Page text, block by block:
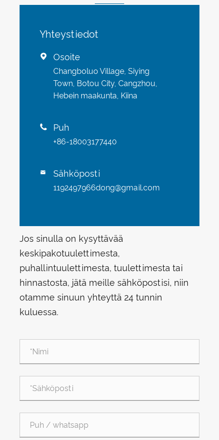
Yhteystiedot
 Osoite
Changboluo Village, Siying
Town, Botou City, Cangzhou,
Hebein maakunta, Kiina
 Puh
+86-18003177440
 Sähköposti
1192497966dong@gmail.com
Jos sinulla on kysyttävää
keskipakotuulettimesta,
puhallintuulettimesta, tuulettimesta tai
hinnastosta, jätä meille sähköpostisi, niin
otamme sinuun yhteyttä 24 tunnin
kuluessa.